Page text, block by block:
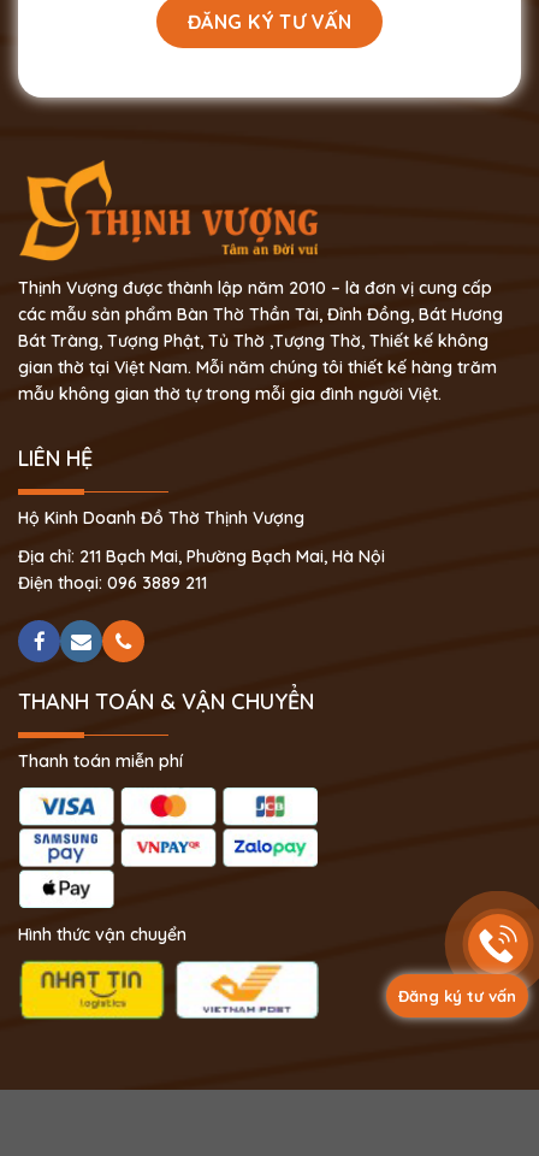
Đăng ký tư vấn
Thịnh Vượng được thành lập năm 2010 – là đơn vị cung cấp
các mẫu sản phẩm Bàn Thờ Thần Tài, Đỉnh Đồng, Bát Hương
Bát Tràng, Tượng Phật, Tủ Thờ ,Tượng Thờ, Thiết kế không
gian thờ tại Việt Nam. Mỗi năm chúng tôi thiết kế hàng trăm
mẫu không gian thờ tự trong mỗi gia đình người Việt.
LIÊN HỆ
Hộ Kinh Doanh Đồ Thờ Thịnh Vượng
Địa chỉ: 211 Bạch Mai, Phường Bạch Mai, Hà Nội
Điện thoại: 096 3889 211
THANH TOÁN & VẬN CHUYỂN
Thanh toán miễn phí
Hình thức vận chuyển